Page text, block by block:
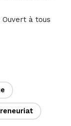
à tous